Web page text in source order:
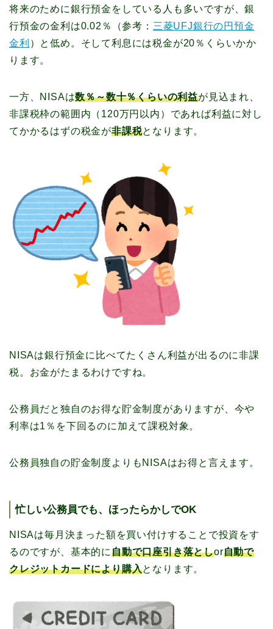
将来のために銀行預金をしている人も多いですが、銀
行預金の金利は0.02％（参考： 三菱UFJ銀行の円預金
金利 ）と低め。そして利息には税金が20％くらいかか
ります。
一方、NISAは数％～数十％くらいの利益が見込まれ、
非課税枠の範囲内（120万円以内）であれば利益に対し
てかかるはずの税金が非課税となります。
NISAは銀行預金に比べてたくさん利益が出るのに非課
税。お金がたまるわけですね。
公務員だと独自のお得な貯金制度がありますが、今や
利率は1％を下回るのに加えて課税対象。
公務員独自の貯金制度よりもNISAはお得と言えます。
忙しい公務員でも、ほったらかしでOK
NISAは毎月決まった額を買い付けすることで投資をす
るのですが、基本的に自動で口座引き落としor自動で
クレジットカードにより購入となります。